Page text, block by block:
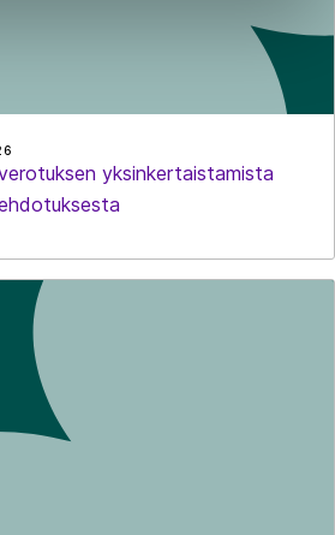
yksinkertaistamista